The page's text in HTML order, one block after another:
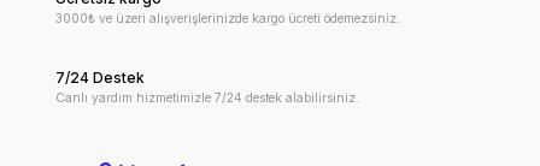
3000₺ ve üzeri alışverişlerinizde kargo ücreti ödemezsiniz.
7/24 Destek
Canlı yardım hizmetimizle 7/24 destek alabilirsiniz.